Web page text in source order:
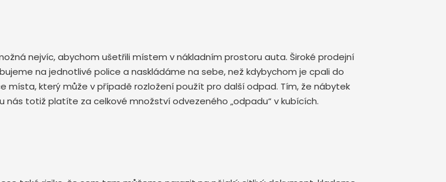
nejvíc, abychom ušetřili místem v nákladním prostoru auta. Široké prodejní
na jednotlivé police a naskládáme na sebe, než kdybychom je cpali do
místa, který může v případě rozložení použít pro další odpad. Tím, že nábytek
totiž platíte za celkové množství odvezeného „odpadu“ v kubících.